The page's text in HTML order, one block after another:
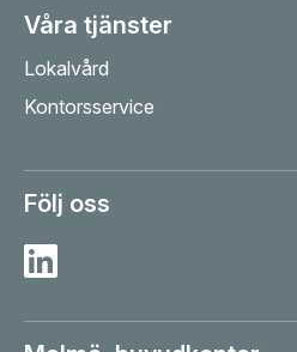
Våra tjänster
Lokalvård
Kontorsservice
Följ oss